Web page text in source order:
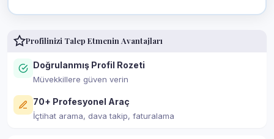
Profilinizi Talep Etmenin Avantajları
Doğrulanmış Profil Rozeti
Müvekkillere güven verin
70+ Profesyonel Araç
İçtihat arama, dava takip, faturalama